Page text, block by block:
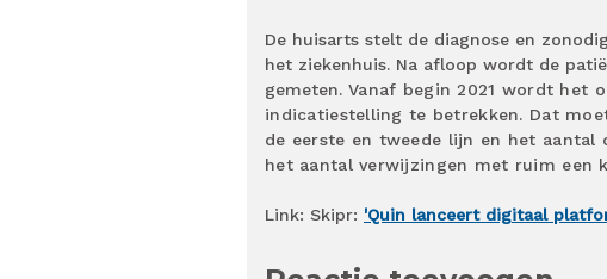
De huisarts stelt de diagnose en
het ziekenhuis. Na afloop wordt de
gemeten. Vanaf begin 2021 wordt het
indicatiestelling te betrekken. Dat
de eerste en tweede lijn en het aantal
het aantal verwijzingen met ruim een
Link: Skipr: 'Quin lanceert digitaal